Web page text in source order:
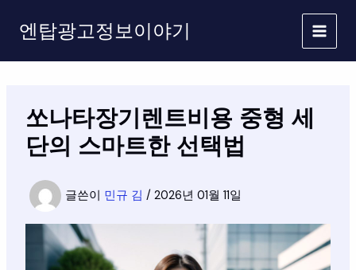
로
엔탑광고정보이야기
쏘나타장기렌트비용 중형 세
단의 스마트한 선택법
글쓴이 민규 김 / 2026년 01월 11일